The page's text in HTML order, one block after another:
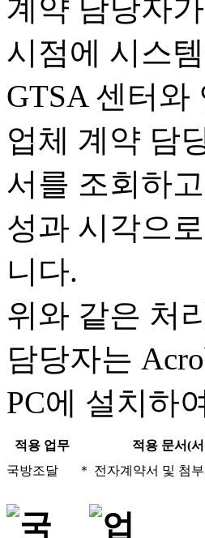
계약 담당자
시점에 시스
GTSA 센터
업체 계약 담
서를 조회하
성과 시각으
니다.
위와 같은 처
담당자는
PC에 설치하
적용 업무 적용 문서(
국방조달
＊ 전자계약서 및 첨